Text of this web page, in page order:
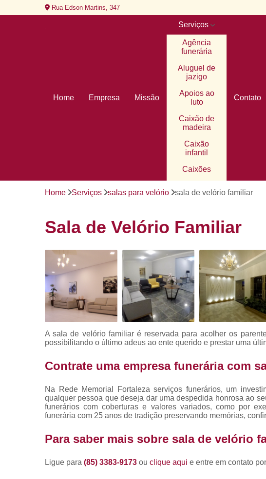
Rua Edson Martins, 347
Home Empresa Missão
Serviços
Agência
funerária
Aluguel de
jazigo
Apoios ao
luto
Caixão de
madeira
Caixão
infantil
Caixões
Cemitério de
Cemitério
privado
Cemitérios
Coroa de flor
Coroa de
flores
Coroa de
flores com
Cremação
Crematório
particular
Empresa de
Flor de
Funerárias 24
Contato
Home Serviços salas para velório sala de velório familiar
Sala de Velório Familiar
A sala de velório familiar é reservada para acolher os
possibilitando o último adeus ao ente querido e prestar uma
Contrate uma empresa funerária com
Na Rede Memorial Fortaleza serviços funerários, um
qualquer pessoa que deseja dar uma despedida honrosa ao
funerários com coberturas e valores variados, como por
funerária com 25 anos de tradição preservando memórias,
Para saber mais sobre sala de velório
Ligue para (85) 3383-9173 ou clique aqui e entre em contato